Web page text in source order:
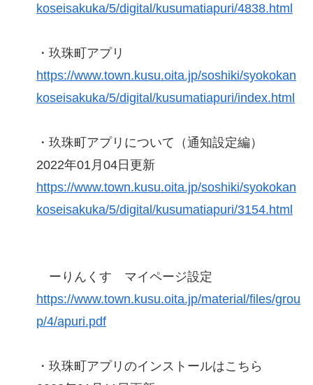
koseisakuka/5/digital/kusumatiapuri/4838.html
・玖珠町アプリ
https://www.town.kusu.oita.jp/soshiki/syokokan
koseisakuka/5/digital/kusumatiapuri/index.html
・玖珠町アプリについて（通知設定編）
2022年01月04日更新
https://www.town.kusu.oita.jp/soshiki/syokokan
koseisakuka/5/digital/kusumatiapuri/3154.html
ーりんくす マイページ設定
https://www.town.kusu.oita.jp/material/files/grou
p/4/apuri.pdf
・玖珠町アプリのインストールはこちら